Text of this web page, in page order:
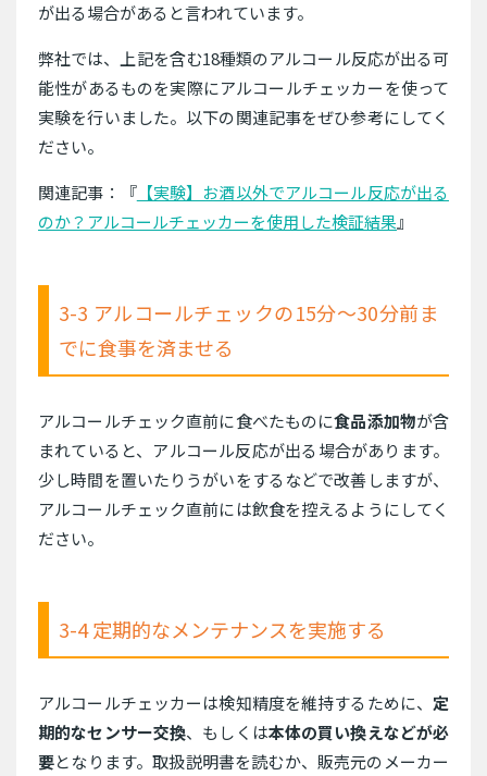
が出る場合があると言われています。
弊社では、上記を含む18種類のアルコール反応が出る可
能性があるものを実際にアルコールチェッカーを使って
実験を行いました。以下の関連記事をぜひ参考にしてく
ださい。
関連記事：『【実験】お酒以外でアルコール反応が出る
のか？アルコールチェッカーを使用した検証結果』
3-3 アルコールチェックの15分〜30分前ま
でに食事を済ませる
アルコールチェック直前に食べたものに食品添加物が含
まれていると、アルコール反応が出る場合があります。
少し時間を置いたりうがいをするなどで改善しますが、
アルコールチェック直前には飲食を控えるようにしてく
ださい。
3-4 定期的なメンテナンスを実施する
アルコールチェッカーは検知精度を維持するために、 定
期的なセンサー交換、もしくは本体の買い換えなどが必
要となります。取扱説明書を読むか、販売元のメーカー